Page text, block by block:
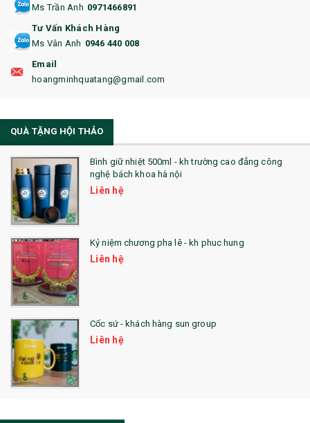
18. ẤM CHÉN QUÀ TẶNG
19. ĐỒNG HỒ TREO TƯỜNG
22. ĐỒNG HỒ ĐỂ BÀN
23. QÙA TẶNG ĐỘC ĐÁO
24. QÙA TẶNG PHA LÊ
25. QUÀ TẶNG GLASSLOCK
26. QUÀ TẶNG LUMINARC
28. BỘ ĐỒ ĂN CAO CẤP
29. MÓC KHOÁ
31. TÚI VẢI KHÔNG DỆT
32. TÚI VẢI BỐ
33. MŨ LƯỠI TRAI
Ms Trần Anh 0971466891
Tư Vấn Khách Hàng
Ms Vân Anh 0946 440 008
Email
hoangminhquatang@gmail.com
QUÀ TẶNG HỘI THẢO
Bình giữ nhiệt 500ml - kh trường cao đẳng công
nghệ bách khoa hà nội
Liên hệ
Kỷ niệm chương pha lê - kh phuc hung
Liên hệ
Cốc sứ - khách hàng sun group
Liên hệ